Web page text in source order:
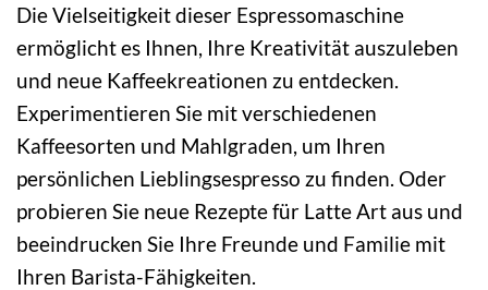
Die Vielseitigkeit dieser Espressomaschine
ermöglicht es Ihnen, Ihre Kreativität auszuleben
und neue Kaffeekreationen zu entdecken.
Experimentieren Sie mit verschiedenen
Kaffeesorten und Mahlgraden, um Ihren
persönlichen Lieblingsespresso zu finden. Oder
probieren Sie neue Rezepte für Latte Art aus und
beeindrucken Sie Ihre Freunde und Familie mit
Ihren Barista-Fähigkeiten.